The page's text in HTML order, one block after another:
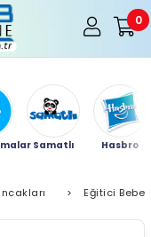
0
Samatlı Hasbro
> Eğitici